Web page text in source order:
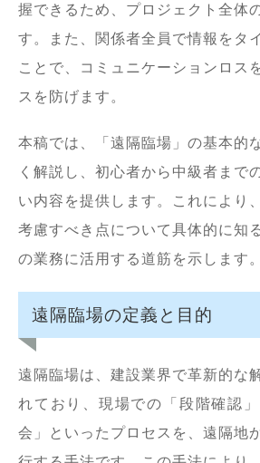
握できるため、プロジェクト全体
す。また、関係者全員で情報をタ
ことで、コミュニケーションロス
スを防げます。
本稿では、「遠隔臨場」の基本的
く解説し、初心者から中級者まで
い内容を提供します。これにより
考慮すべき点について具体的に知
の業務に活用する道筋を示します。
遠隔臨場の定義と目的
遠隔臨場は、建設業界で革新的な
れており、現場での「段階確認
会」といったプロセスを、遠隔地